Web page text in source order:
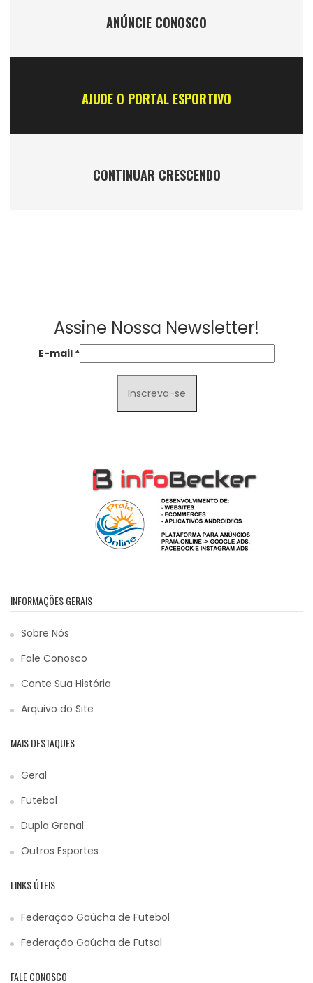
ANÚNCIE CONOSCO
AJUDE O PORTAL ESPORTIVO
CONTINUAR CRESCENDO
Assine Nossa Newsletter!
E-mail *
INFORMAÇÕES GERAIS
Sobre Nós
Fale Conosco
Conte Sua História
Arquivo do Site
MAIS DESTAQUES
Geral
Futebol
Dupla Grenal
Outros Esportes
LINKS ÚTEIS
Federação Gaúcha de Futebol
Federação Gaúcha de Futsal
FALE CONOSCO